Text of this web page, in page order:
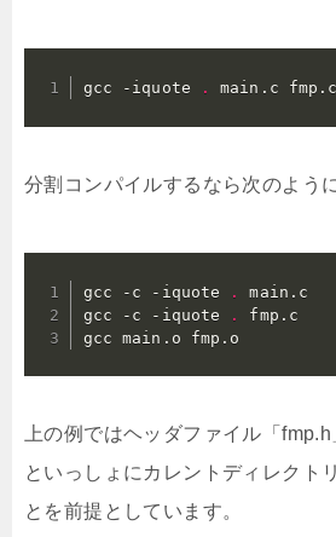
gcc -iquote . main.c fmp.c
分割コンパイルするなら次のよう
gcc -c -iquote .
main.c
gcc -c -iquote
.
fmp.c
gcc main.o fmp.o
上の例ではヘッダファイル「
といっしょにカレントディレクト
とを前提としています。